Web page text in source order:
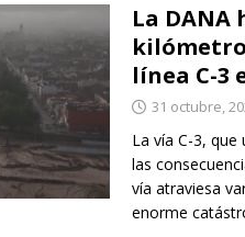
La DANA
línea C-3
31 octubre,
La vía C-3,
las
vía atraviesa
enorme